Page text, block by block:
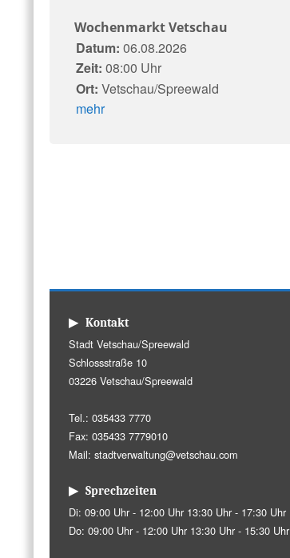
Wochenmarkt Vetschau
Datum: 06.08.2026
Zeit: 08:00 Uhr
Ort: Vetschau/Spreewald
mehr
▶ Kontakt
Stadt Vetschau/Spreewald
Schlossstraße 10
03226 Vetschau/Spreewald
Tel.: 035433 7770
Fax: 035433 7779010
Mail:stadtverwaltung@vetschau.com
▶ Sprechzeiten
Di: 09:00 Uhr - 12:00 Uhr 13:30 Uhr - 17:30 Uhr
Do: 09:00 Uhr - 12:00 Uhr 13:30 Uhr - 15:30 Uhr